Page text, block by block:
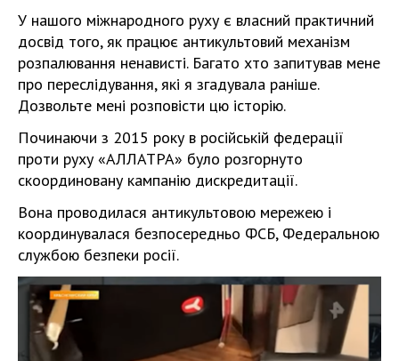
У нашого міжнародного руху є власний практичний
досвід того, як працює антикультовий механізм
розпалювання ненависті. Багато хто запитував мене
про переслідування, які я згадувала раніше.
Дозвольте мені розповісти цю історію.
Починаючи з 2015 року в російській федерації
проти руху «АЛЛАТРА» було розгорнуто
скоординовану кампанію дискредитації.
Вона проводилася антикультовою мережею і
координувалася безпосередньо ФСБ, Федеральною
службою безпеки росії.